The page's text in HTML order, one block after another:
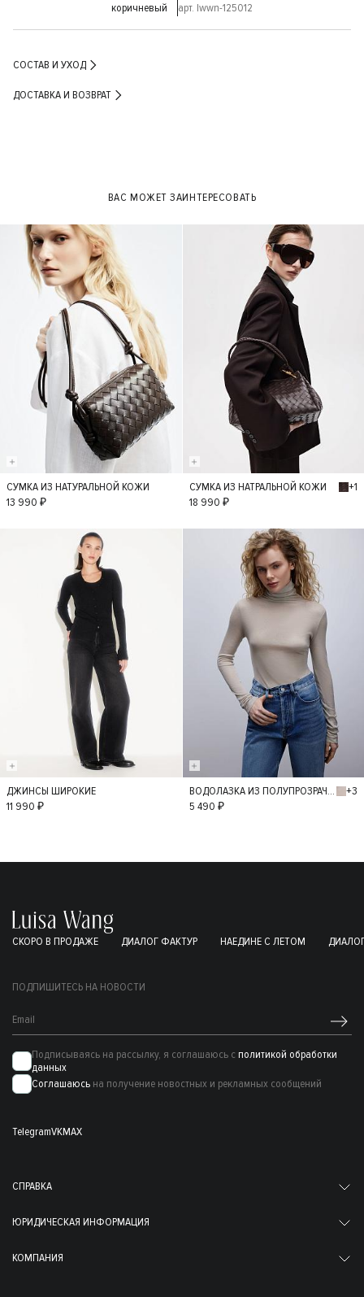
коричневый арт. lwwn-125012
СОСТАВ И УХОД
ДОСТАВКА И ВОЗВРАТ
ВАС МОЖЕТ ЗАИНТЕРЕСОВАТЬ
S
СУМКА ИЗ НАТУРАЛЬНОЙ КОЖИ
13 990 ₽
S
СУМКА ИЗ НАТРАЛЬНОЙ КОЖИ
+1
18 990 ₽
36
ДЖИНСЫ ШИРОКИЕ
11 990 ₽
M
ВОДОЛАЗКА ИЗ ПОЛУПРОЗРАЧНОГО ТРИКОТАЖА
+3
5 490 ₽
СКОРО В ПРОДАЖЕ ДИАЛОГ ФАКТУР НАЕДИНЕ С ЛЕТОМ
ПОДПИШИТЕСЬ НА НОВОСТИ
Подписываясь на рассылку, я соглашаюсь с политикой обработки
данных
Соглашаюсь на получение новостных и рекламных сообщений
TelegramVKMAX
СПРАВКА
ЮРИДИЧЕСКАЯ ИНФОРМАЦИЯ
КОМПАНИЯ